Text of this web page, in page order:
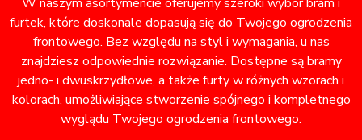
furtek, które doskonale dopasują się do Twojego ogrodzenia
frontowego. Bez względu na styl i wymagania, u nas
znajdziesz odpowiednie rozwiązanie. Dostępne są bramy
jedno- i dwuskrzydłowe, a także furty w różnych wzorach i
kolorach, umożliwiające stworzenie spójnego i kompletnego
wyglądu Twojego ogrodzenia frontowego.